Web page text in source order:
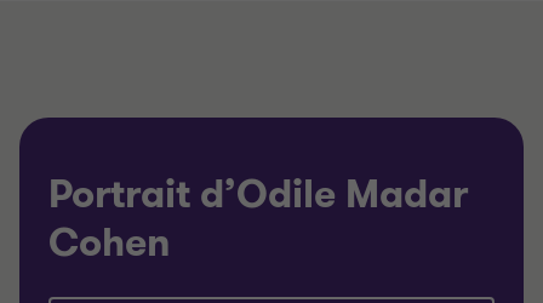
Portrait d’Odile Madar
Cohen